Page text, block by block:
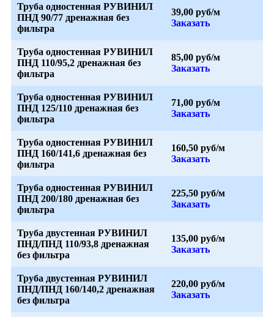
Труба одностенная РУВИНИЛ
ПНД 90/77 дренажная без
фильтра
39,00 руб/м
Заказать
Труба одностенная РУВИНИЛ
ПНД 110/95,2 дренажная без
фильтра
85,00 руб/м
Заказать
Труба одностенная РУВИНИЛ
ПНД 125/110 дренажная без
фильтра
71,00 руб/м
Заказать
Труба одностенная РУВИНИЛ
ПНД 160/141,6 дренажная без
фильтра
160,50 руб/м
Заказать
Труба одностенная РУВИНИЛ
ПНД 200/180 дренажная без
фильтра
225,50 руб/м
Заказать
Труба двустенная РУВИНИЛ
ПНД/ПНД 110/93,8 дренажная
без фильтра
135,00 руб/м
Заказать
Труба двустенная РУВИНИЛ
ПНД/ПНД 160/140,2 дренажная
без фильтра
220,00 руб/м
Заказать